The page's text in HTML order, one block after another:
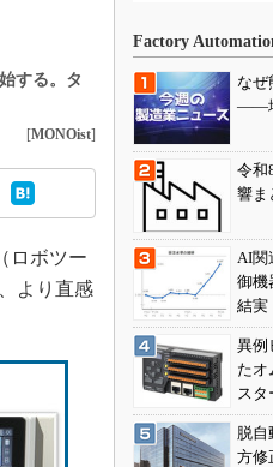
する。タ
[MONOist]
ロボツー
より直感
Factory
なぜ
――
令和
響ま
AI関
御機
結実
異例
たオ
スタ
脱自
方修